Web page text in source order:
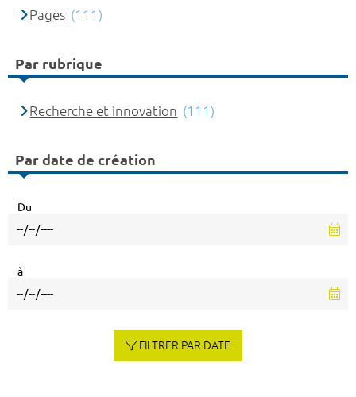
Pages (111)
Par rubrique
Recherche et innovation (111)
Par date de création
Du
à
FILTRER PAR DATE